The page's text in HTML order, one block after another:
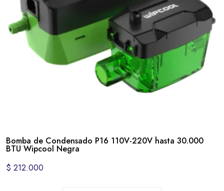
Bomba de Condensado P16 110V-220V hasta 30.000
BTU Wipcool Negra
$ 212.000